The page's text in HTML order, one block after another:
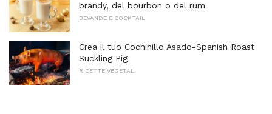
brandy, del bourbon o del rum
BEVANDE E COCKTAIL
Crea il tuo Cochinillo Asado-Spanish Roast
Suckling Pig
RICETTE VEGETALI